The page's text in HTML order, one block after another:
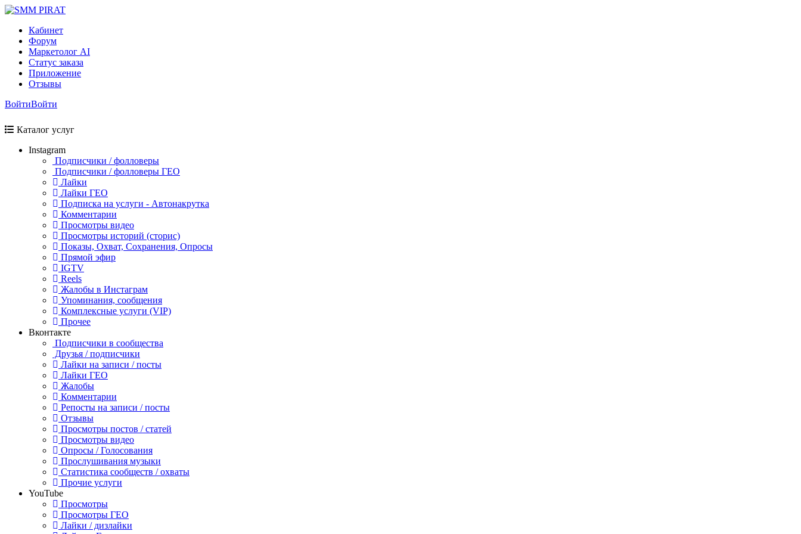
Кабинет
Форум
Маркетолог AI
Статус заказа
Приложение
Отзывы
ВойтиВойти
Каталог услуг
Instagram
Подписчики / фолловеры
Подписчики / фолловеры ГЕО
Лайки
Лайки ГЕО
Подписка на услуги - Автонакрутка
Комментарии
Просмотры видео
Просмотры историй (сторис)
Показы, Охват, Сохранения, Опросы
Прямой эфир
IGTV
Reels
Жалобы в Инстаграм
Упоминания, сообщения
Комплексные услуги (VIP)
Прочее
Вконтакте
Подписчики в сообщества
Друзья / подписчики
Лайки на записи / посты
Лайки ГЕО
Жалобы
Комментарии
Репосты на записи / посты
Отзывы
Просмотры постов / статей
Просмотры видео
Опросы / Голосования
Прослушивания музыки
Статистика сообществ / охваты
Прочие услуги
YouTube
Просмотры
Просмотры ГЕО
Лайки / дизлайки